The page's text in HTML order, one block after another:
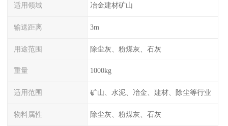
适用领域 冶金建材矿山
输送距离 3m
用途范围 除尘灰、粉煤灰、石灰
重量 1000kg
适用范围 矿山、水泥、冶金、建材、除尘等行业
物料属性 除尘灰、粉煤灰、石灰